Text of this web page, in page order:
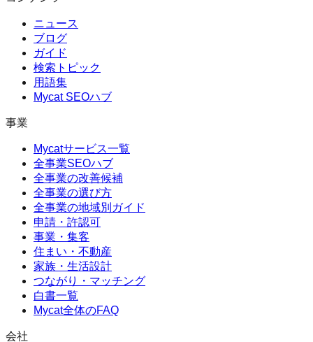
ニュース
ブログ
ガイド
検索トピック
用語集
Mycat SEOハブ
事業
Mycatサービス一覧
全事業SEOハブ
全事業の改善候補
全事業の選び方
全事業の地域別ガイド
申請・許認可
事業・集客
住まい・不動産
家族・生活設計
つながり・マッチング
白書一覧
Mycat全体のFAQ
会社